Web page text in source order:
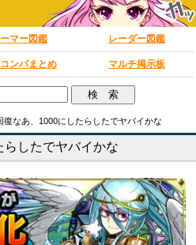
マー図鑑 レーダー図鑑
ンパまとめ マルチ掲示板
復なあ、1000にしたらしたでヤバイかな
らしたでヤバイかな